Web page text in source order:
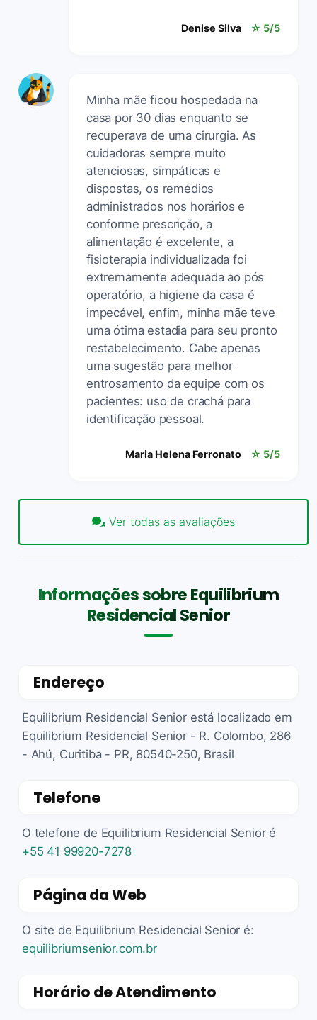
Denise Silva ☆ 5/5
Minha mãe ficou hospedada na
casa por 30 dias enquanto se
recuperava de uma cirurgia. As
cuidadoras sempre muito
atenciosas, simpáticas e
dispostas, os remédios
administrados nos horários e
conforme prescrição, a
alimentação é excelente, a
fisioterapia individualizada foi
extremamente adequada ao pós
operatório, a higiene da casa é
impecável, enfim, minha mãe teve
uma ótima estadia para seu pronto
restabelecimento. Cabe apenas
uma sugestão para melhor
entrosamento da equipe com os
pacientes: uso de crachá para
identificação pessoal.
Maria Helena Ferronato ☆ 5/5
Ver todas as avaliações
Informações sobre Equilibrium
Residencial Senior
Endereço
Equilibrium Residencial Senior está localizado em
Equilibrium Residencial Senior - R. Colombo, 286
- Ahú, Curitiba - PR, 80540-250, Brasil
Telefone
O telefone de Equilibrium Residencial Senior é
+55 41 99920-7278
Página da Web
O site de Equilibrium Residencial Senior é:
equilibriumsenior.com.br
Horário de Atendimento